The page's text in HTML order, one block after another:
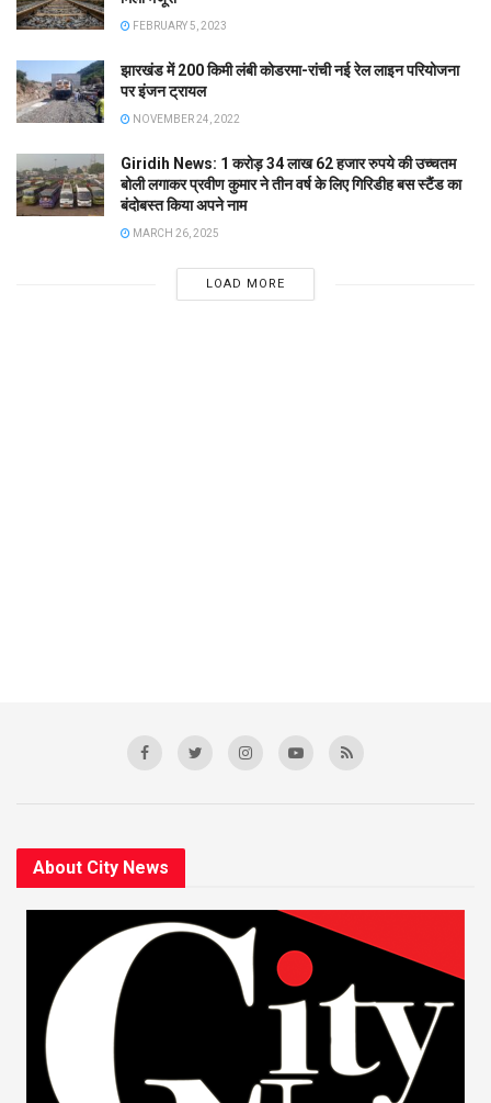
FEBRUARY 5, 2023
झारखंड में 200 किमी लंबी कोडरमा-रांची नई रेल लाइन परियोजना
पर इंजन ट्रायल
NOVEMBER 24, 2022
Giridih News: 1 करोड़ 34 लाख 62 हजार रुपये की उच्चतम
बोली लगाकर प्रवीण कुमार ने तीन वर्ष के लिए गिरिडीह बस स्टैंड का
बंदोबस्त किया अपने नाम
MARCH 26, 2025
LOAD MORE
About City News